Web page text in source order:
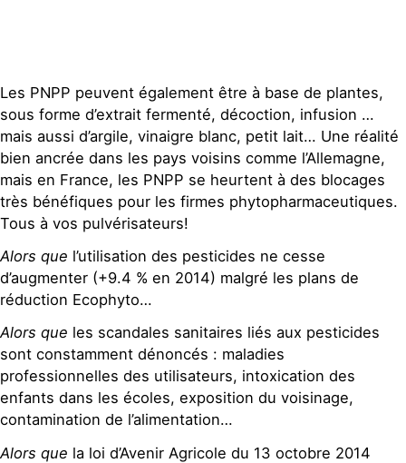
Les PNPP peuvent également être à base de plantes,
sous forme d’extrait fermenté, décoction, infusion …
mais aussi d’argile, vinaigre blanc, petit lait… Une réalité
bien ancrée dans les pays voisins comme l’Allemagne,
mais en France, les PNPP se heurtent à des blocages
très bénéfiques pour les firmes phytopharmaceutiques.
Tous à vos pulvérisateurs!
Alors que l’utilisation des pesticides ne cesse
d’augmenter (+9.4 % en 2014) malgré les plans de
réduction Ecophyto…
Alors que les scandales sanitaires liés aux pesticides
sont constamment dénoncés : maladies
professionnelles des utilisateurs, intoxication des
enfants dans les écoles, exposition du voisinage,
contamination de l’alimentation…
Alors que la loi d’Avenir Agricole du 13 octobre 2014